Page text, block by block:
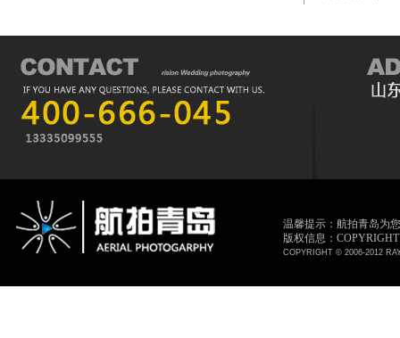
温馨提示：航拍青岛为
版权信息：
COPYRIGHT © 2006-2012